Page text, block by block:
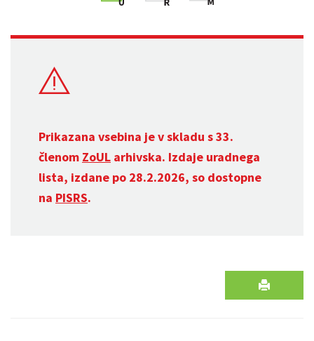
Prikazana vsebina je v skladu s 33.
členom ZoUL arhivska. Izdaje uradnega
lista, izdane po 28.2.2026, so dostopne
na PISRS.